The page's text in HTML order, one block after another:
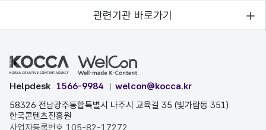
관련기관 바로가기
Helpdesk 1566-9984
welcon@kocca.kr
58326 전남광주통합특별시 나주시 교육길 35 (빛가람동 351)
한국콘텐츠진흥원
사업자등록번호 105-82-17272